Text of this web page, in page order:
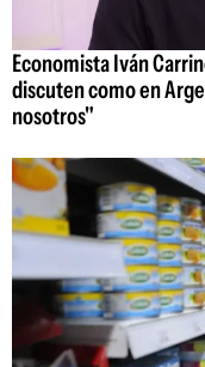
Economista Iván
discuten como en
nosotros"